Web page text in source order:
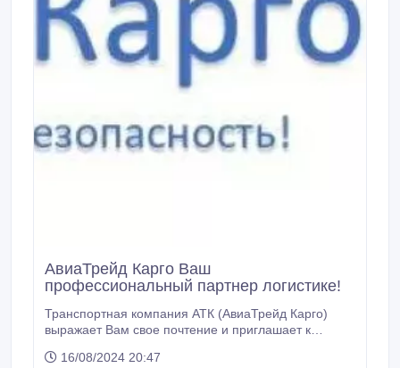
АвиаТрейд Карго Ваш
профессиональный партнер логистике!
Транспортная компания АТК (АвиаТрейд Карго)
выражает Вам свое почтение и приглашает к
профиль нашей компании – перевозка сборных
16/08/2024 20:47